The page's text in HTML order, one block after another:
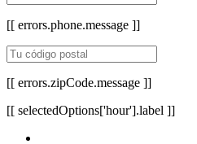
[[ errors.phone.message ]]
[[ errors.zipCode.message ]]
[[ selectedOptions['hour'].label ]]